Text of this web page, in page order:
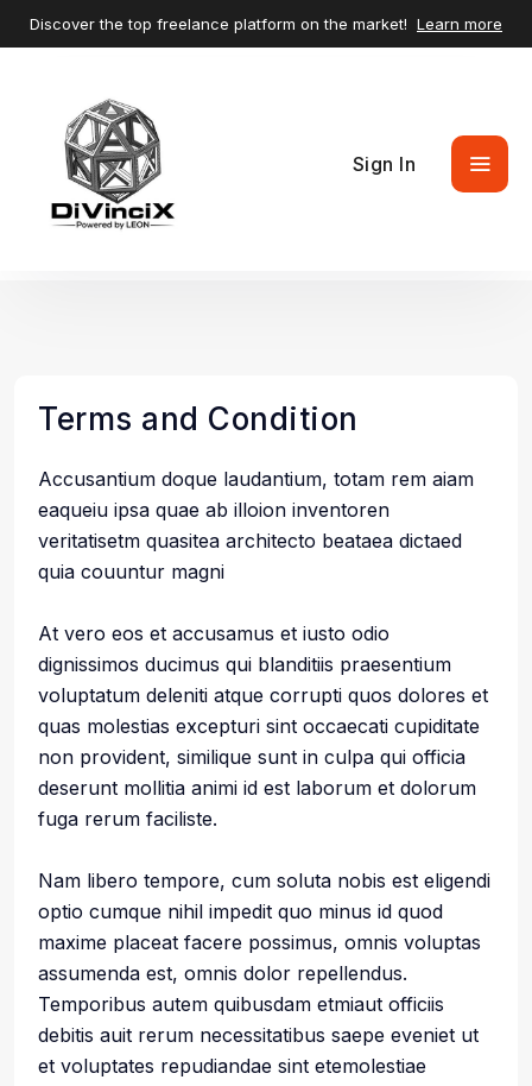
Discover the top freelance platform on the market! Learn more
Sign In
Terms and Condition
Accusantium doque laudantium, totam rem aiam
eaqueiu ipsa quae ab illoion inventoren
veritatisetm quasitea architecto beataea dictaed
quia couuntur magni
At vero eos et accusamus et iusto odio
dignissimos ducimus qui blanditiis praesentium
voluptatum deleniti atque corrupti quos dolores et
quas molestias excepturi sint occaecati cupiditate
non provident, similique sunt in culpa qui officia
deserunt mollitia animi id est laborum et dolorum
fuga rerum faciliste.
Nam libero tempore, cum soluta nobis est eligendi
optio cumque nihil impedit quo minus id quod
maxime placeat facere possimus, omnis voluptas
assumenda est, omnis dolor repellendus.
Temporibus autem quibusdam etmiaut officiis
debitis auit rerum necessitatibus saepe eveniet ut
et voluptates repudiandae sint etemolestiae